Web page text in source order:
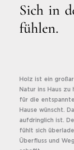
Sich in d
fühlen.
Holz ist ein
Natur ins Haus zu
für die
Hause wünscht.
aufdringlich ist.
fühlt sich
Überfluss und